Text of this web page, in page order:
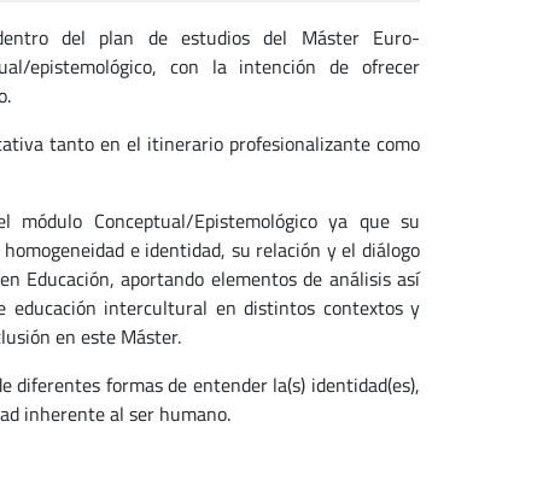
del plan de estudios del Máster Euro-
epistemológico, con la intención de ofrecer
tanto en el itinerario profesionalizante como
módulo Conceptual/Epistemológico ya que su
e identidad, su relación y el diálogo
Educación, aportando elementos de análisis así
educación intercultural en distintos contextos y
en este Máster.
diferentes formas de entender la(s) identidad(es),
inherente al ser humano.